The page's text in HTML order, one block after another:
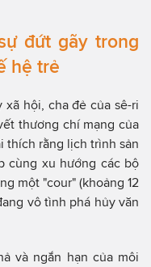
đứt gãy trong
hệ trẻ
hội, cha đẻ của sê-ri
thương chí mạng của
thích rằng lịch trình sản
cùng xu hướng các bộ
một "cour" (khoảng 12
vô tình phá hủy văn
và ngắn hạn của môi